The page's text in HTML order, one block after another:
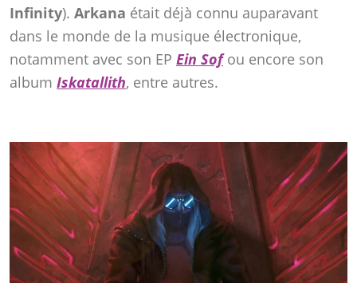
Infinity). Arkana était déjà connu auparavant
dans le monde de la musique électronique,
notamment avec son EP Ein Sofou encore son
album Iskatallith, entre autres.